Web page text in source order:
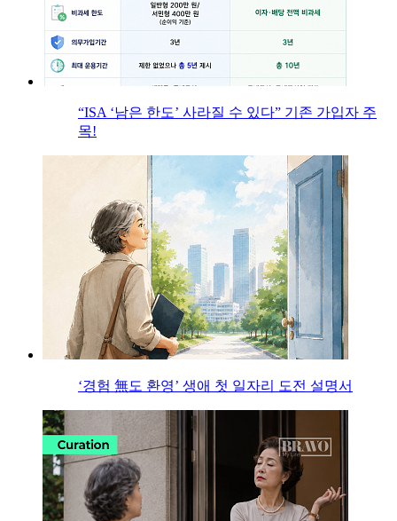
“ISA ‘남은 한도’ 사라질 수 있다” 기존 가입자 주
목!
‘경험 無도 환영’ 생애 첫 일자리 도전 설명서